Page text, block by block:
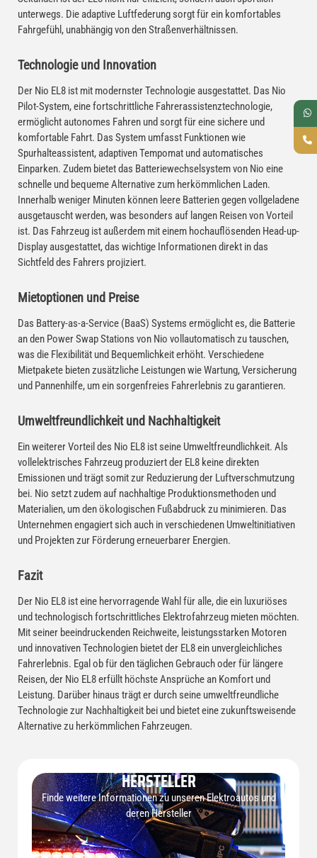
unterwegs. Die adaptive Luftfederung sorgt für ein komfortables
Fahrgefühl, unabhängig von den Straßenverhältnissen.
Technologie und Innovation
Der Nio EL8 ist mit modernster Technologie ausgestattet. Das Nio
Pilot-System, eine fortschrittliche Fahrerassistenztechnologie,
ermöglicht autonomes Fahren und sorgt für eine sichere und
komfortable Fahrt. Das System umfasst Funktionen wie
Spurhalteassistent, adaptiven Tempomat und automatisches
Einparken. Zudem bietet das Batteriewechselsystem von Nio eine
schnelle und bequeme Alternative zum herkömmlichen Laden.
Innerhalb weniger Minuten können leere Batterien gegen vollgeladene
ausgetauscht werden, was besonders auf langen Reisen von Vorteil
ist. Das Fahrzeug ist außerdem mit einem hochauflösenden Head-up-
Display ausgestattet, das wichtige Informationen direkt in das
Sichtfeld des Fahrers projiziert.
Mietoptionen und Preise
Das Battery-as-a-Service (BaaS) Systems ermöglicht es, die Batterie
an den Power Swap Stations von Nio vollautomatisch zu tauschen,
was die Flexibilität und Bequemlichkeit erhöht. Verschiedene
Mietpakete bieten zusätzliche Leistungen wie Wartung, Versicherung
und Pannenhilfe, um ein sorgenfreies Fahrerlebnis zu garantieren.
Umweltfreundlichkeit und Nachhaltigkeit
Ein weiterer Vorteil des Nio EL8 ist seine Umweltfreundlichkeit. Als
vollelektrisches Fahrzeug produziert der EL8 keine direkten
Emissionen und trägt somit zur Reduzierung der Luftverschmutzung
bei. Nio setzt zudem auf nachhaltige Produktionsmethoden und
Materialien, um den ökologischen Fußabdruck zu minimieren. Das
Unternehmen engagiert sich auch in verschiedenen Umweltinitiativen
und Projekten zur Förderung erneuerbarer Energien.
Fazit
Der Nio EL8 ist eine hervorragende Wahl für alle, die ein luxuriöses
und technologisch fortschrittliches Elektrofahrzeug mieten möchten.
Mit seiner beeindruckenden Reichweite, leistungsstarken Motoren
und innovativen Technologien bietet der EL8 ein unvergleichliches
Fahrerlebnis. Egal ob für den täglichen Gebrauch oder für längere
Reisen, der Nio EL8 erfüllt höchste Ansprüche an Komfort und
Leistung. Darüber hinaus trägt er durch seine umweltfreundliche
Technologie zur Nachhaltigkeit bei und bietet eine zukunftsweisende
Alternative zu herkömmlichen Fahrzeugen.
HERSTELLER
Finde weitere Informationen zu unseren Elektroautos und
deren Hersteller